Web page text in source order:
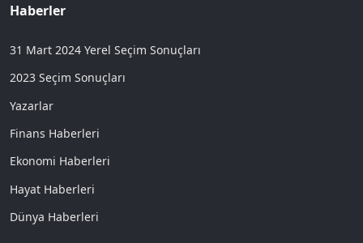
Haberler
31 Mart 2024 Yerel Seçim Sonuçları
2023 Seçim Sonuçları
Yazarlar
Finans Haberleri
Ekonomi Haberleri
Hayat Haberleri
Dünya Haberleri